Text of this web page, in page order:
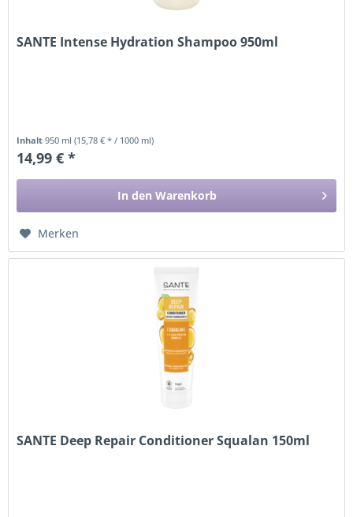
SANTE Intense Hydration Shampoo 950ml
Inhalt950 ml(15,78 € * / 1000 ml)
14,99 € *
In den Warenkorb
Merken
SANTE Deep Repair Conditioner Squalan 150ml